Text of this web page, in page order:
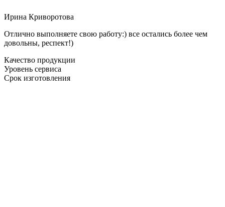
Ирина Криворотова
Отлично выполняете свою работу:) все остались более чем
довольны, респект!)
Качество продукции
Уровень сервиса
Срок изготовления